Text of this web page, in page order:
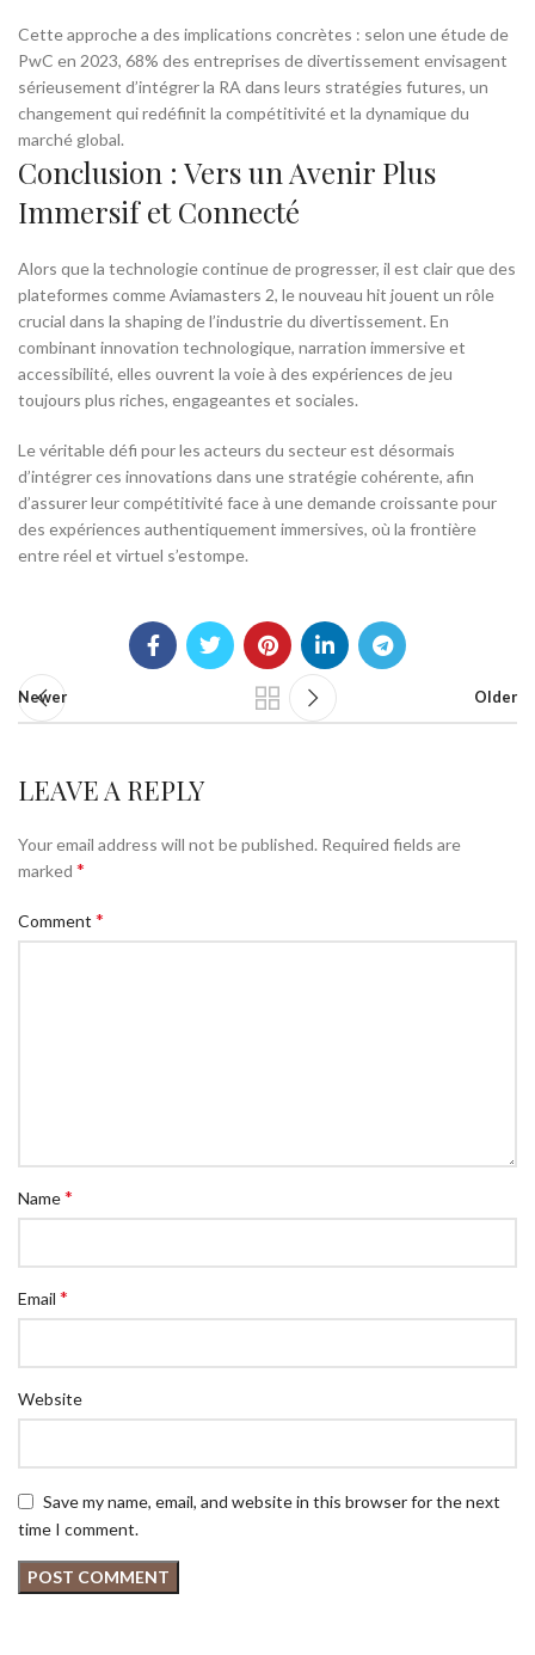
Cette approche a des implications concrètes : selon une étude de
PwC en 2023, 68% des entreprises de divertissement envisagent
sérieusement d’intégrer la RA dans leurs stratégies futures, un
changement qui redéfinit la compétitivité et la dynamique du
marché global.
Conclusion : Vers un Avenir Plus
Immersif et Connecté
Alors que la technologie continue de progresser, il est clair que des
plateformes comme Aviamasters 2, le nouveau hit jouent un rôle
crucial dans la shaping de l’industrie du divertissement. En
combinant innovation technologique, narration immersive et
accessibilité, elles ouvrent la voie à des expériences de jeu
toujours plus riches, engageantes et sociales.
Le véritable défi pour les acteurs du secteur est désormais
d’intégrer ces innovations dans une stratégie cohérente, afin
d’assurer leur compétitivité face à une demande croissante pour
des expériences authentiquement immersives, où la frontière
entre réel et virtuel s’estompe.
Newer Older
LEAVE A REPLY
Your email address will not be published. Required fields are
marked *
Comment *
Name*
Email *
Website
Save my name, email, and website in this browser for the next
time I comment.